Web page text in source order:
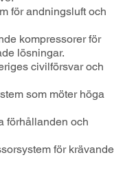
för andningsluft och
kompressorer för
lösningar.
civilförsvar och
som möter höga
förhållanden och
för krävande